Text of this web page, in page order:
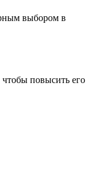
выбором в
повысить его